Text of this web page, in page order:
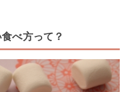
べ方って？